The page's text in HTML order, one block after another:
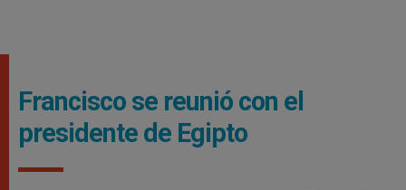
Francisco se reunió con el
presidente de Egipto